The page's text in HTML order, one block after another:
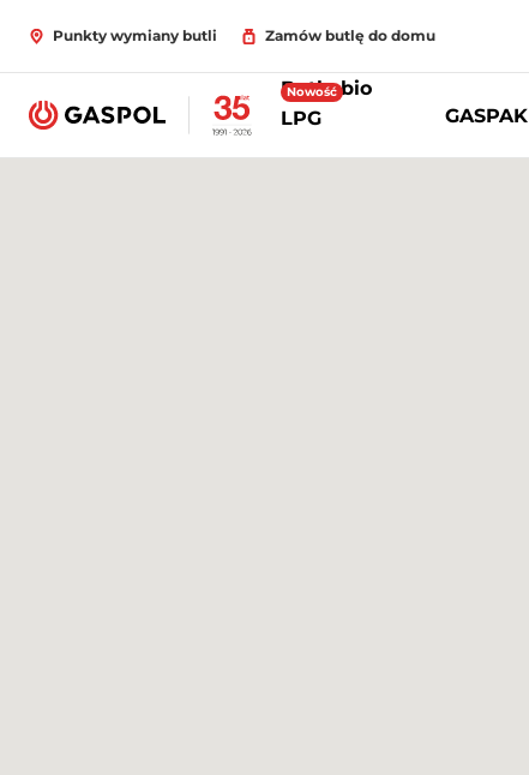
Punkty wymiany butli Zamów butlę do domu
Butle bio
LPG
Nowość
GASPAK